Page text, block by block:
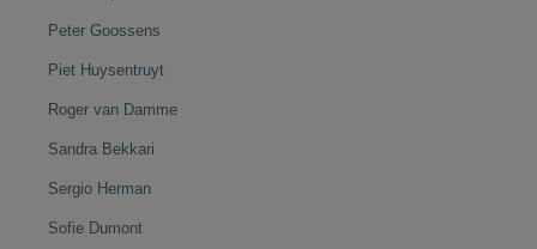
Peter Goossens
Piet Huysentruyt
Roger van Damme
Sandra Bekkari
Sergio Herman
Sofie Dumont